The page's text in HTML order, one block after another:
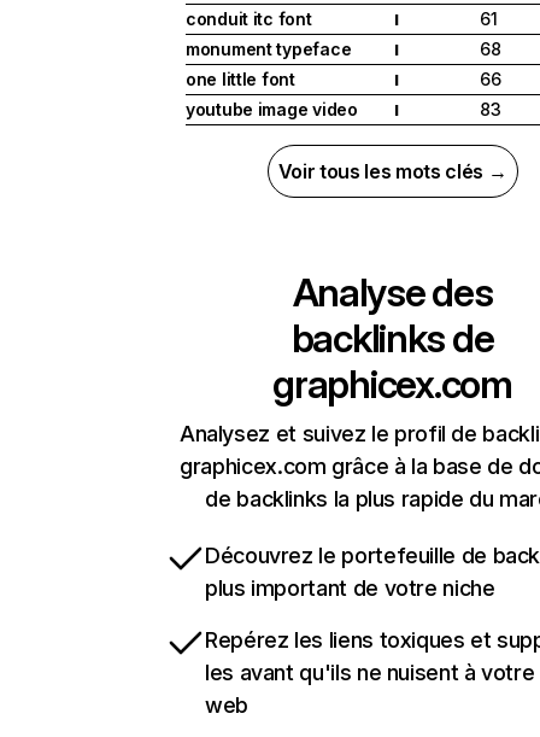
conduit itc font
I
61
monument typeface
I
68
one little font
I
66
youtube image video
I 83
Voir tous les mots clés →
Analyse des
backlinks de
graphicex.com
Analysez et suivez le profil de
graphicex.com grâce à la base de
de backlinks la plus rapide du
Découvrez le portefeuille de
plus important de votre niche
Repérez les liens toxiques et
les avant qu'ils ne nuisent à
web